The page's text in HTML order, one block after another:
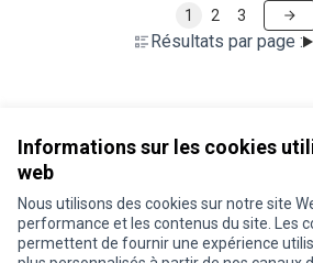
Informations sur les cookies
web
Nous utilisons des cookies sur notre site
performance et les contenus du site. Les
permettent de fournir une expérience
Résultats par page :
1 2 3
Conditions d'utilisation
Paramètres des cookies
Je participe ! sur X
Je participe ! sur Facebook
Je participe ! sur Instagram